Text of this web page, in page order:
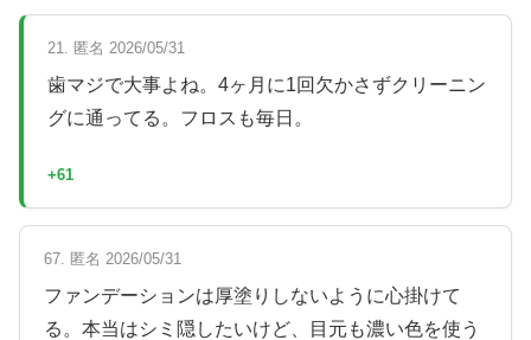
21. 匿名 2026/05/31
歯マジで大事よね。4ヶ月に1回欠かさずクリーニン
グに通ってる。フロスも毎日。
+61
67. 匿名 2026/05/31
ファンデーションは厚塗りしないように心掛けて
る。本当はシミ隠したいけど、目元も濃い色を使う